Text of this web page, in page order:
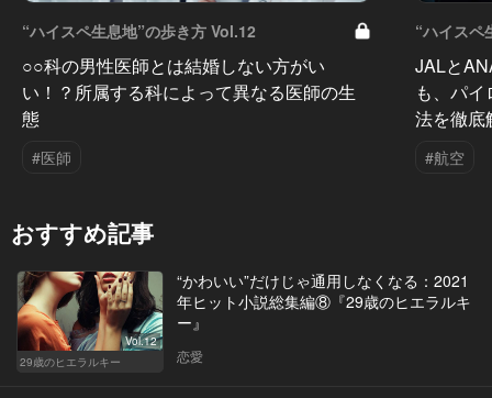
“ハイスペ生息地”の歩き方 Vol.12
○○科の男性医師とは結婚しない方がい
い！？所属する科によって異なる医師の生
態
#医師
“ハイスペ
JALと
も、パ
法を徹底
#航空
おすすめ記事
Vol.12
29歳のヒエラルキー
“かわいい”だけじゃ通用しなくなる：2021
年ヒット小説総集編⑧『29歳のヒエラルキ
ー』
恋愛